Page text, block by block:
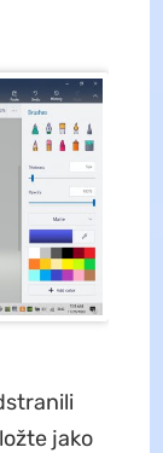
jako